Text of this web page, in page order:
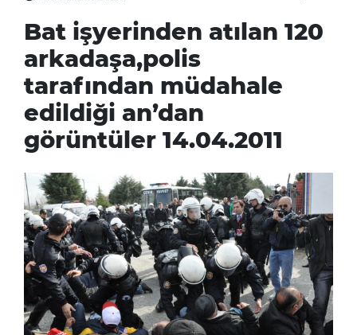
Bat işyerinden atılan 120
arkadaşa,polis
tarafından müdahale
edildiği an’dan
görüntüler 14.04.2011